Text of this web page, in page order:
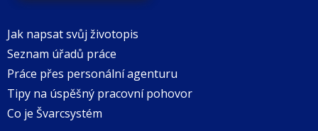
Jak napsat svůj životopis
Seznam úřadů práce
Práce přes personální agenturu
Tipy na úspěšný pracovní pohovor
Co je Švarcsystém